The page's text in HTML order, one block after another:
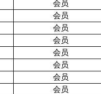
会员
会员
会员
会员
会员
会员
会员
会员